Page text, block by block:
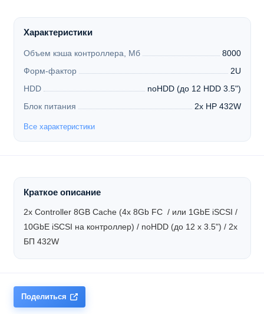
Характеристики
Объем кэша контроллера, Мб
8000
Форм-фактор
2U
HDD
noHDD (до 12 HDD 3.5")
Блок питания
2x HP 432W
Все характеристики
Краткое описание
2x Controller 8GB Cache (4x 8Gb FC / или 1GbE iSCSI /
10GbE iSCSI на контроллер) / noHDD (до 12 x 3.5") / 2x
БП 432W
Поделиться